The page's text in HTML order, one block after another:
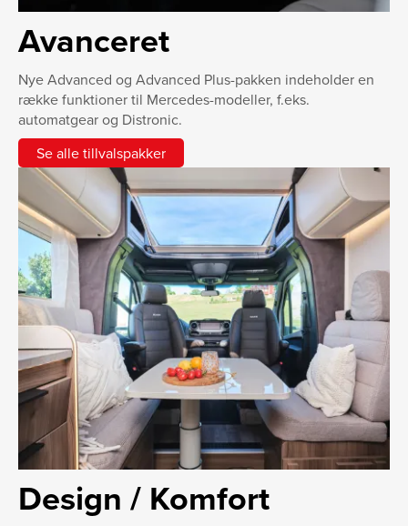
Avanceret
Nye Advanced og Advanced Plus-pakken indeholder en
række funktioner til Mercedes-modeller, f.eks.
automatgear og Distronic.
Se alle tillvalspakker
Design / Komfort